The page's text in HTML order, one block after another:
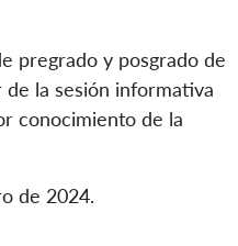
pregrado y posgrado de
la sesión informativa
conocimiento de la
de 2024.